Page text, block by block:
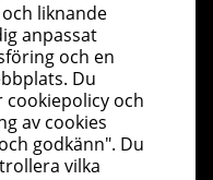
nyheter och
dig här nedan.
Skicka
liknande
anpassat
och en
Du
och
av cookies
godkänn". Du
vilka